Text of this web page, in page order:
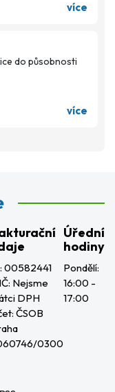
více
do působnosti
více
00582441
Nejsme
DPH
ČSOB
0300
Úřední
hodiny
Pondělí:
16:00 -
17:00